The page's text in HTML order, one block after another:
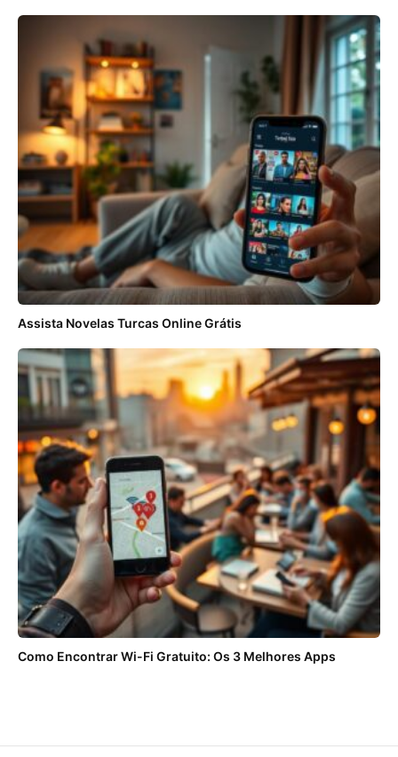
Assista Novelas Turcas Online Grátis
Como Encontrar Wi-Fi Gratuito: Os 3 Melhores Apps